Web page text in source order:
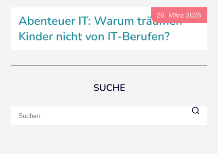
26. März 2025
Abenteuer IT: Warum träumen
Kinder nicht von IT-Berufen?
SUCHE
nach: